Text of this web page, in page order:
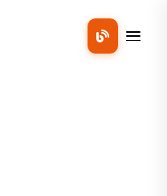
Mobil